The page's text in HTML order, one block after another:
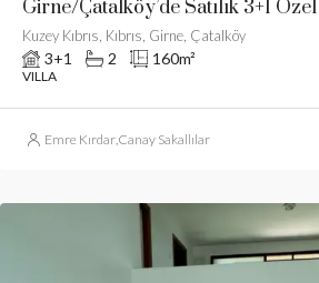
Girne/Çatalköy’de Satılık 3+1
Kuzey Kıbrıs, Kıbrıs, Girne, Çatalköy
3+1 2 160m²
VILLA
Emre Kırdar,Canay Sakallılar